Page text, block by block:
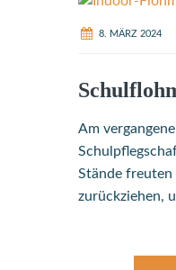
8. MÄRZ 2024
Am
Stände freuten
zurückziehen,